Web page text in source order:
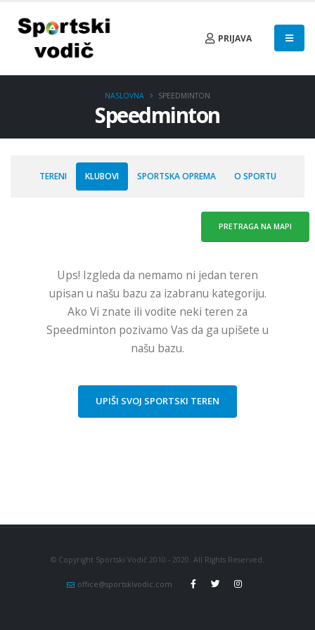
PRIJAVA
Speedminton
NASLOVNA SPEEDMINTON
TERENI KLUBOVI SPORTSKA OPREMA O SPORTU
PRETRAGA NA MAPI
Ups! Izgleda da nemamo ni jedan teren
upisan u našu bazu za izabranu kategoriju.
Ako Vi znate ili vodite neki teren za
Speedminton pozivamo Vas da ga upišete u
našu bazu.
UPIŠI SVOJ SPORTSKI TEREN
© Copyright Sportski Vodič 2010 - 2020. All Rights Reserved.
office@sportskivodic.com